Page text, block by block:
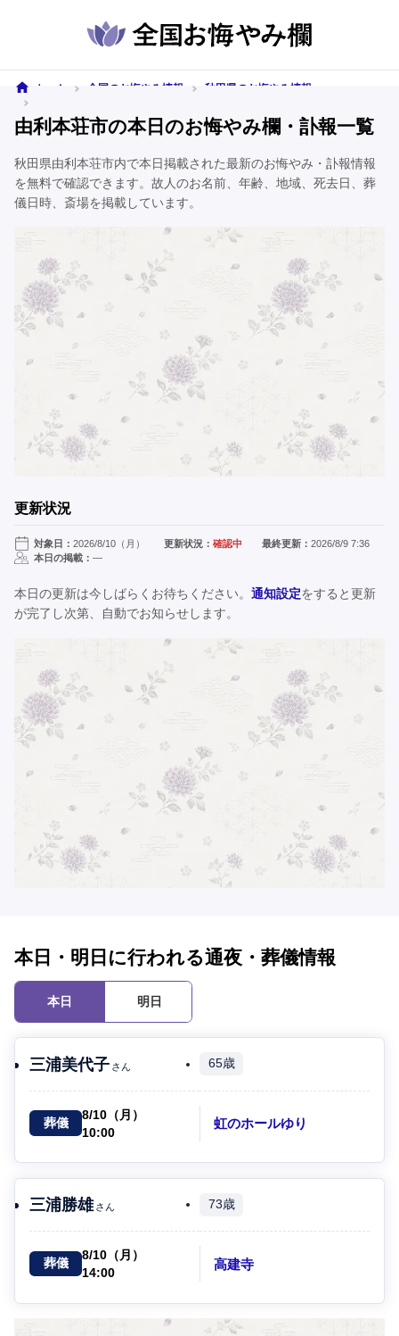
ホーム 全国のお悔やみ情報
秋田県のお悔やみ情報
由利本荘市の本日のお悔やみ欄・訃報一覧
秋田県由利本荘市内で本日掲載された最新のお悔やみ・訃報情報
を無料で確認できます。故人のお名前、年齢、地域、死去日、葬
儀日時、斎場を掲載しています。
更新状況
対象日： 2026/8/10（月） 更新状況：確認中 最終更新： 2026/8/9 7:36
本日の掲載： —
本日の更新は今しばらくお待ちください。 通知設定をすると更新
が完了し次第、自動でお知らせします。
本日・明日に行われる通夜・葬儀情報
本日 明日
三浦美代子 さん 65歳
葬儀
8/10（月）
10:00
虹のホールゆり
三浦勝雄 さん 73歳
葬儀
8/10（月）
14:00
高建寺